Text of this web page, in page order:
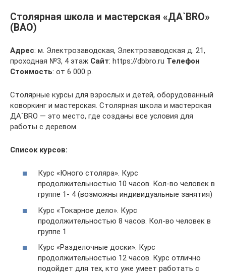
Столярная школа и мастерская «ДА`BRO»
(ВАО)
Адрес: м. Электрозаводская, Электрозаводская д. 21,
проходная №3, 4 этаж Сайт: https://dbbro.ru Телефон
Стоимость: от 6 000 р.
Столярные курсы для взрослых и детей, оборудованный
коворкинг и мастерская. Столярная школа и мастерская
ДА`BRO — это место, где созданы все условия для
работы с деревом.
Список курсов:
Курс «Юного столяра». Курс
продолжительностью 10 часов. Кол-во человек в
группе 1- 4 (возможны индивидуальные занятия)
Курс «Токарное дело». Курс
продолжительностью 8 часов. Кол-во человек в
группе 1
Курс «Разделочные доски». Курс
продолжительностью 12 часов. Курс отлично
подойдет для тех, кто уже умеет работать с